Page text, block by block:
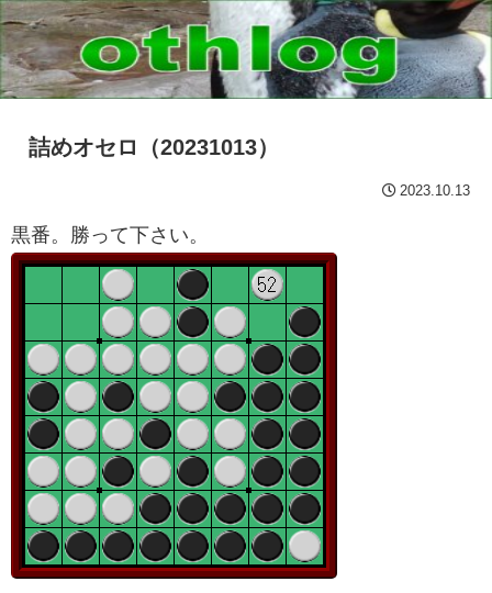
詰めオセロ（20231013）
2023.10.13
黒番。勝って下さい。